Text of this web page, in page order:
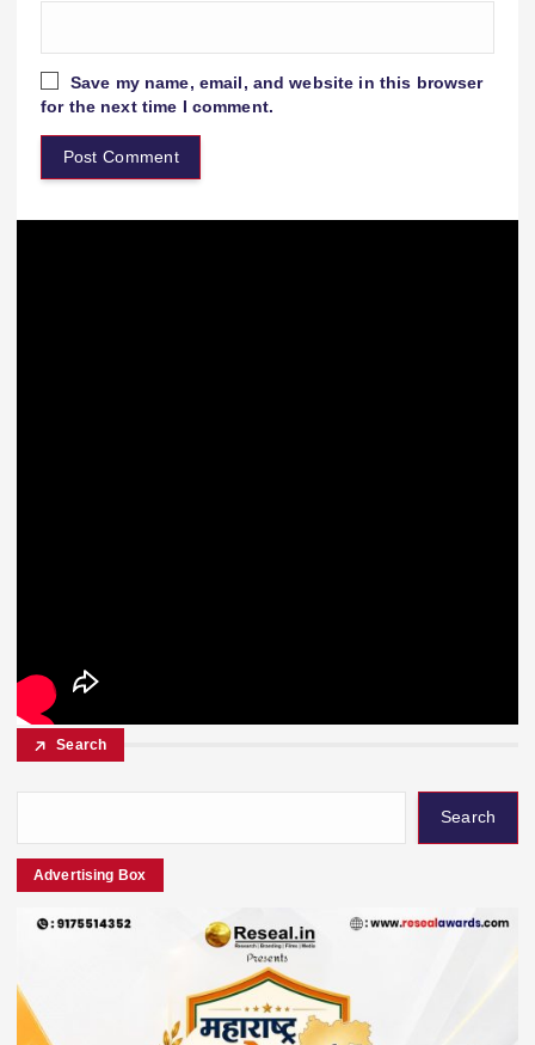
Save my name, email, and website in this browser
for the next time I comment.
Search
Search
Advertising Box